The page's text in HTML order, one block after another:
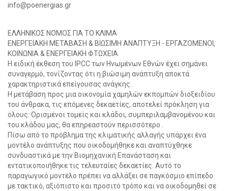
info@poenergias.gr
ΕΛΛΗΝΙΚΟΣ ΝΟΜΟΣ ΓΙΑ ΤΟ ΚΛΙΜΑ
ΕΝΕΡΓΕΙΑΚΗ ΜΕΤΑΒΑΣΗ & ΒΙΩΣΙΜΗ ΑΝΑΠΤΥΞΗ - ΕΡΓΑΖΟΜΕΝΟΙ,
ΚΟΙΝΩΝΙΑ & ΕΝΕΡΓΕΙΑΚΗ ΦΤΩΧΕΙΑ
Η ειδική έκθεση του IPCC των Ηνωμένων Εθνών έχει σημάνει
συναγερμό, τονίζοντας ότι η βιώσιμη ανάπτυξη αποκτά
χαρακτηριστικά επείγουσας ανάγκης.
Η μετάβαση προς μια οικονομία χαμηλών εκπομπών διοξειδίου
του άνθρακα, τις επόμενες δεκαετίες, αποτελεί πρόκληση για
όλους. Ορισμένοι τομείς και κλάδοι, συμπεριλαμβανομένου και
του κλάδου μας, θα επηρεαστούν περισσότερο .
Πίσω από το πρόβλημα της κλιματικής αλλαγής υπάρχει ένα
μοντέλο ανάπτυξης που οικοδομήθηκε και αναπτύχθηκε
συνδυαστικά με την Βιομηχανική Επανάσταση και
εντατικοποιήθηκε τις τελευταίες δεκαετίες. Αυτό το
παραγωγικό μοντέλο πρέπει να αλλάξει σε παγκόσμιο επίπεδο
με τακτικό, αξιόπιστο και προσιτό τρόπο και να οικοδομηθεί σε